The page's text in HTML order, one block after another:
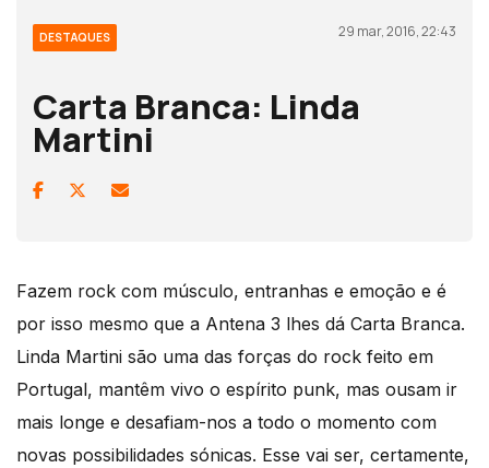
DESTAQUES 29 mar, 2016, 22:43
Carta Branca: Linda
Martini
Fazem rock com músculo, entranhas e emoção e é
por isso mesmo que a Antena 3 lhes dá Carta Branca.
Linda Martini são uma das forças do rock feito em
Portugal, mantêm vivo o espírito punk, mas ousam ir
mais longe e desafiam-nos a todo o momento com
novas possibilidades sónicas. Esse vai ser, certamente,